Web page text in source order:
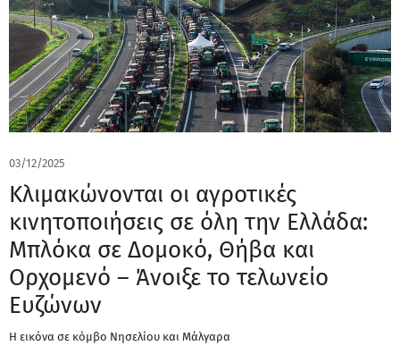
03/12/2025
Κλιμακώνονται οι αγροτικές
κινητοποιήσεις σε όλη την Ελλάδα:
Μπλόκα σε Δομοκό, Θήβα και
Ορχομενό – Άνοιξε το τελωνείο
Ευζώνων
Η εικόνα σε κόμβο Νησελίου και Μάλγαρα